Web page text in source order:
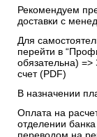
Рекомендуем
доставки с
Для
перейти в
обязательна)
счет (PDF)
В назначении
Оплата на
отделении